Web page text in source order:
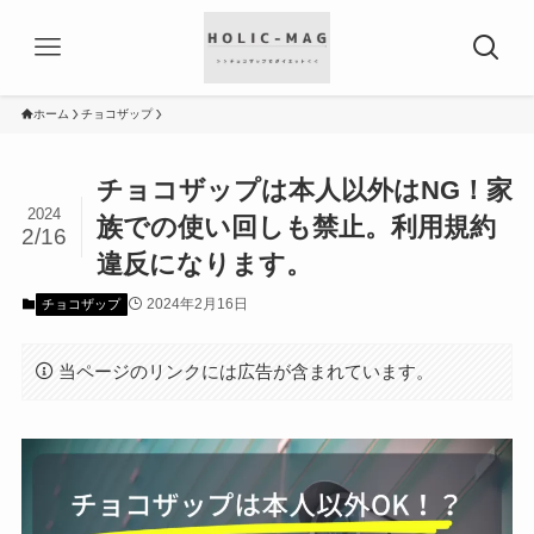
ホーム チョコザップ
チョコザップは本人以外はNG！家
族での使い回しも禁止。利用規約
違反になります。
2024
2/16
チョコザップ 2024年2月16日
当ページのリンクには広告が含まれています。